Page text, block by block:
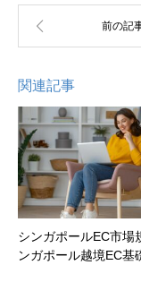
関連記事
シンガポールEC市場
ンガポール越境EC基